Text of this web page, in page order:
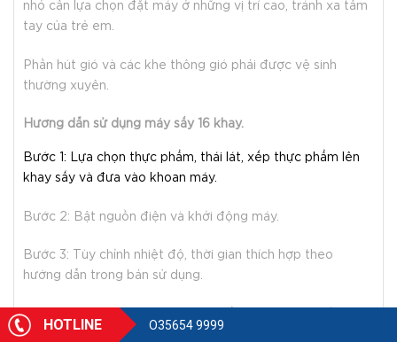
nhỏ cần lựa chọn đặt máy ở những vị trí cao, tránh xa tầm
tay của trẻ em.
Phần hút gió và các khe thông gió phải được vệ sinh
thường xuyên.
Hướng dẫn sử dụng máy sấy 16 khay.
Bước 1: Lựa chọn thực phẩm, thái lát, xếp thực phẩm lên
khay sấy và đưa vào khoan máy.
Bước 2: Bật nguồn điện và khởi động máy.
Bước 3: Tùy chỉnh nhiệt độ, thời gian thích hợp theo
hướng dẫn trong bản sử dụng.
Bước 4: Quan sát và hoạch sản phẩm khi đạt yêu cầu.
HOTLINE O35654 9999